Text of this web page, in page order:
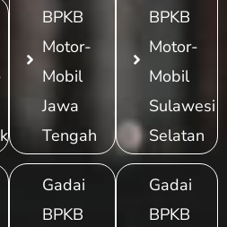
BPKB
Motor-
Mobil
Jawa
Tengah
Gadai
BPKB
BPKB
Motor-
Mobil
Sulawesi
Selatan
Gadai
BPKB